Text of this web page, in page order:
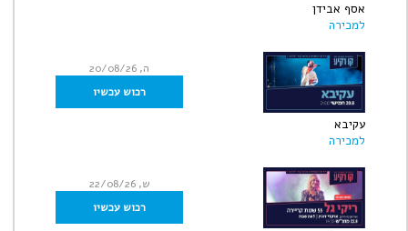
אסף אבידן
למכירה
עקיבא
למכירה
ה, 20/08/26
רכוש עכשיו
ש, 22/08/26
רכוש עכשיו